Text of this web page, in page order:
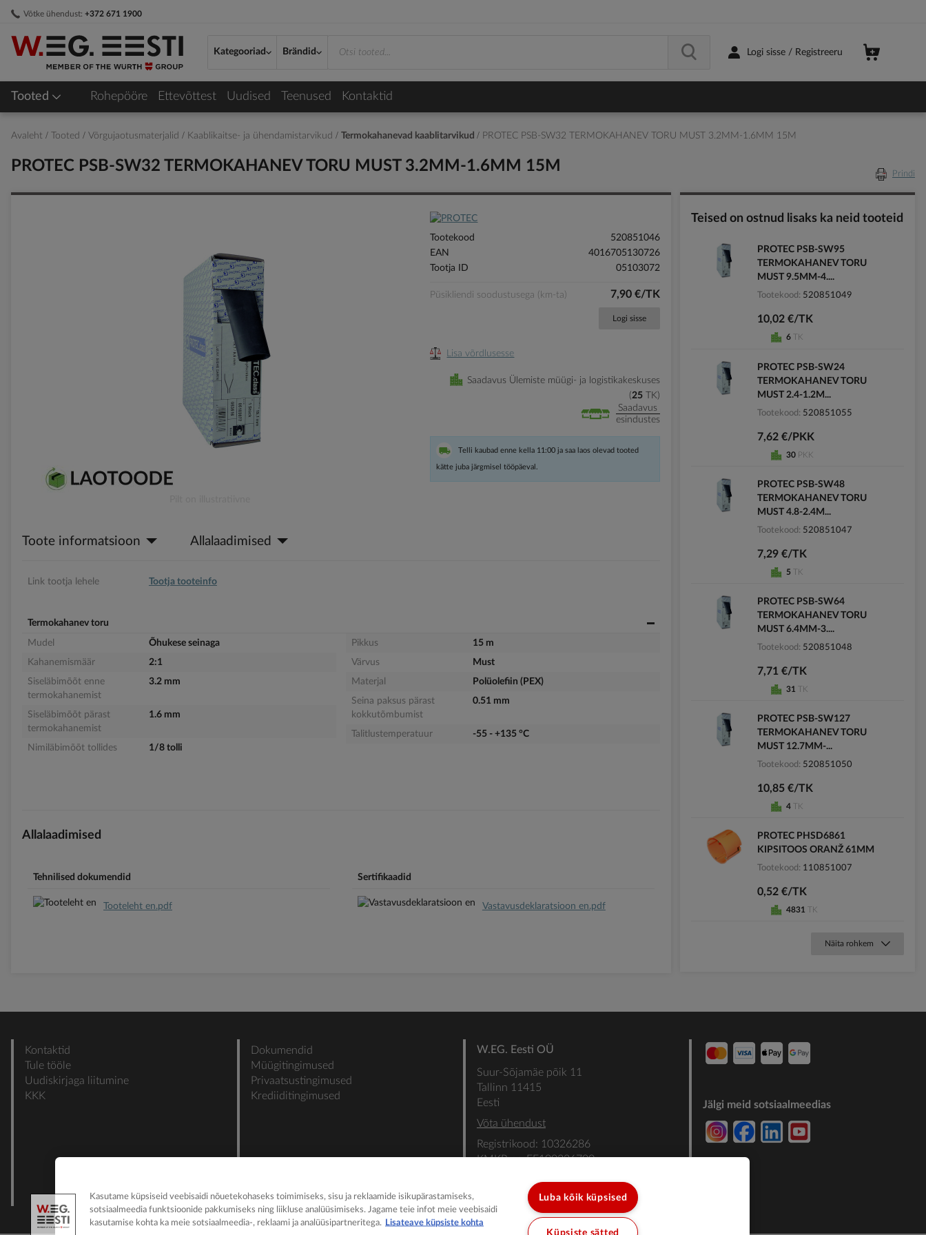
Võtke ühendust: +372 671 1900
Skip
Content
Kategooriad
Brändid Logi sisse / Registreeru
Tooted Rohepööre Ettevõttest Uudised Teenused Kontaktid
Avaleht Tooted Võrgujaotusmaterjalid Kaablikaitse- ja ühendamistarvikud Termokahanevad kaablitarvikud PROTEC PSB-SW32 TERMOKAHANEV TORU MUST 3.2MM-1.6MM 15M
PROTEC PSB-SW32 TERMOKAHANEV TORU MUST 3.2MM-1.6MM 15M Prindi
beginning
images
Tootekood
520851046
EAN
4016705130726
Tootja ID
05103072
Püsikliendi soodustusega (km-ta) 7,90 €/TK
Logi sisse
Lisa võrdlusesse
Saadavus Ülemiste müügi- ja logistikakeskuses
25
TK
Saadavus
esindustes
Telli kaubad enne kella 11:00 ja saa laos olevad tooted
kätte juba järgmisel tööpäeval.
Toote informatsioon Allalaadimised
Link tootja lehele Tootja tooteinfo
Termokahanev toru
Mudel
Õhukese seinaga
Kahanemismäär
2:1
Siseläbimõõt enne
termokahanemist
3.2 mm
Siseläbimõõt pärast
termokahanemist
1.6 mm
Nimiläbimõõt tollides 1/8 tolli
Pikkus
15 m
Värvus
Must
Materjal
Polüolefiin (PEX)
Seina paksus pärast
kokkutõmbumist
0.51 mm
Talitlustemperatuur -55 - +135 °C
Allalaadimised
Tehnilised dokumendid
Tooteleht en.pdf
Sertifikaadid
Vastavusdeklaratsioon en.pdf
Teised on ostnud lisaks ka neid tooteid
PROTEC PSB-SW95
TERMOKAHANEV TORU
MUST 9.5MM-4....
Tootekood 520851049
10,02 €/TK
6 TK
PROTEC PSB-SW24
TERMOKAHANEV TORU
MUST 2.4-1.2M...
Tootekood 520851055
7,62 €/PKK
30 PKK
PROTEC PSB-SW48
TERMOKAHANEV TORU
MUST 4.8-2.4M...
Tootekood 520851047
7,29 €/TK
5 TK
PROTEC PSB-SW64
TERMOKAHANEV TORU
MUST 6.4MM-3....
Tootekood 520851048
7,71 €/TK
31 TK
PROTEC PSB-SW127
TERMOKAHANEV TORU
MUST 12.7MM-...
Tootekood 520851050
10,85 €/TK
4 TK
PROTEC PHSD6861
KIPSITOOS ORANŽ 61MM
Tootekood 110851007
0,52 €/TK
4831 TK
Näita rohkem
Kontaktid
Tule tööle
Uudiskirjaga liitumine
KKK
Dokumendid
Müügitingimused
Privaatsustingimused
Krediiditingimused
W.EG. Eesti OÜ
Suur-Sõjamäe põik 11
Tallinn 11415
Eesti
Võta ühendust
Registrikood: 10326286
KMKR nr: EE100336700
SWIFT: EEUHEE2X
Jälgi meid sotsiaalmeedias
Kasutame küpsiseid veebisaidi nõuetekohaseks toimimiseks, sisu ja reklaamide isikupärastamiseks,
sotsiaalmeedia funktsioonide pakkumiseks ning liikluse analüüsimiseks. Jagame teie infot meie veebisaidi
kasutamise kohta ka meie sotsiaalmeedia-, reklaami ja analüüsipartneritega.
Lisateave küpsiste kohta
Luba kõik küpsised
Küpsiste sätted